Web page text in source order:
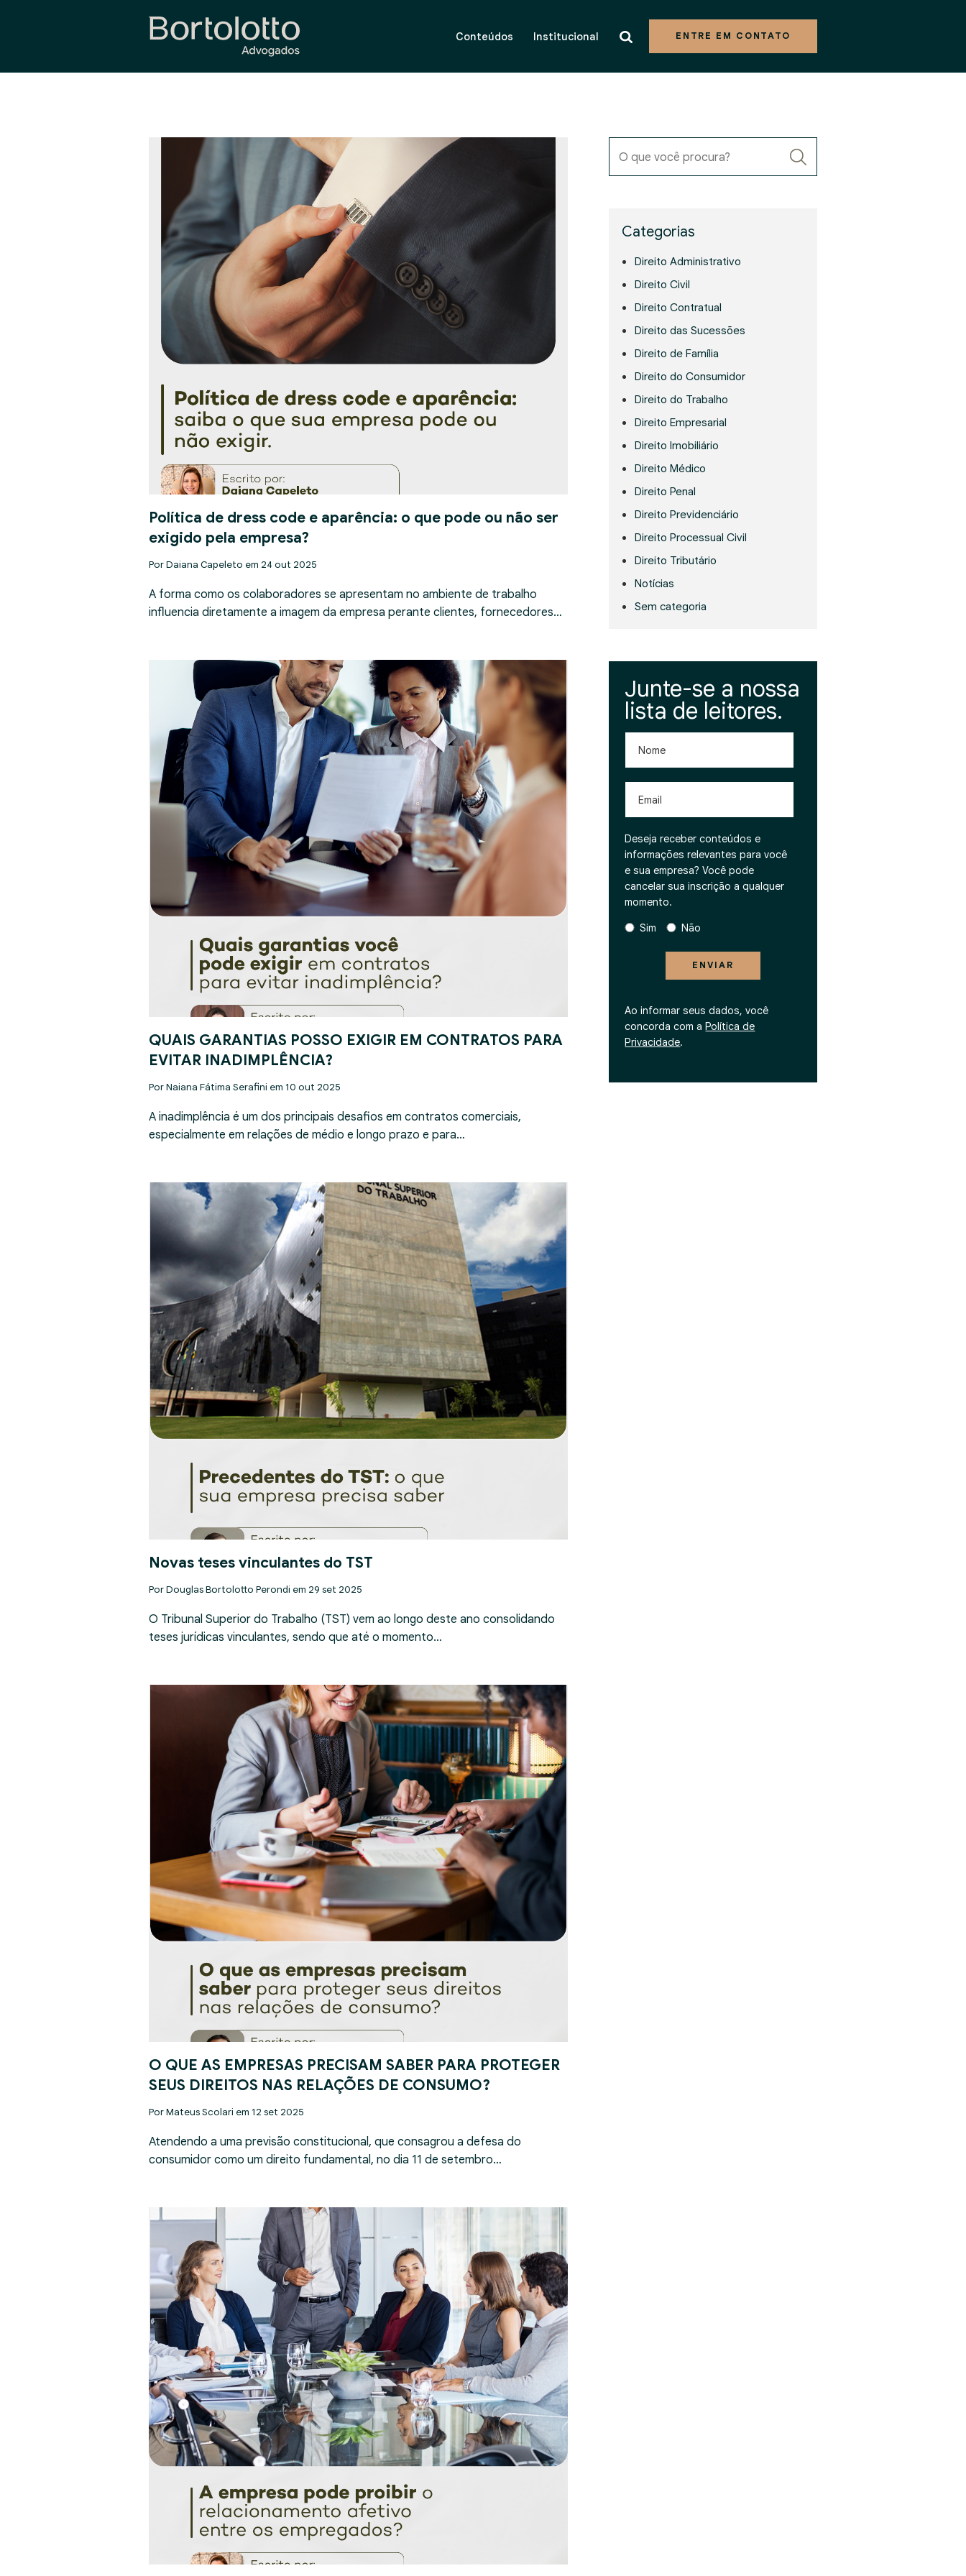
Conteúdos Institucional ENTRE EM CONTATO
Política de dress code e aparência: o que pode ou não ser
exigido pela empresa?
Por Daiana Capeleto em 24 out 2025
A forma como os colaboradores se apresentam no ambiente de trabalho
influencia diretamente a imagem da empresa perante clientes, fornecedores…
QUAIS GARANTIAS POSSO EXIGIR EM CONTRATOS PARA
EVITAR INADIMPLÊNCIA?
Por Naiana Fátima Serafini em 10 out 2025
A inadimplência é um dos principais desafios em contratos comerciais,
especialmente em relações de médio e longo prazo e para…
Novas teses vinculantes do TST
Por Douglas Bortolotto Perondi em 29 set 2025
O Tribunal Superior do Trabalho (TST) vem ao longo deste ano consolidando
teses jurídicas vinculantes, sendo que até o momento…
O QUE AS EMPRESAS PRECISAM SABER PARA PROTEGER
SEUS DIREITOS NAS RELAÇÕES DE CONSUMO?
Por Mateus Scolari em 12 set 2025
Atendendo a uma previsão constitucional, que consagrou a defesa do
consumidor como um direito fundamental, no dia 11 de setembro…
Categorias
Direito Administrativo
Direito Civil
Direito Contratual
Direito das Sucessões
Direito de Família
Direito do Consumidor
Direito do Trabalho
Direito Empresarial
Direito Imobiliário
Direito Médico
Direito Penal
Direito Previdenciário
Direito Processual Civil
Direito Tributário
Notícias
Sem categoria
Junte-se a nossa
lista de leitores.
Deseja receber conteúdos e
informações relevantes para você
e sua empresa? Você pode
cancelar sua inscrição a qualquer
momento.
Sim
Não
ENVIAR
Ao informar seus dados, você
concorda com aPolítica de
Privacidade.